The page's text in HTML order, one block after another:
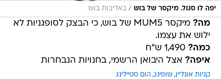
יפה לו סגול. מיקסר של בוש / באדיבות בוש
מה?
מיקסר MUM5 של בוש, כי הבצק לסופגניות לא
ילוש את עצמו.
כמה? 1,490 ש"ח
איפה? אצל היבואן הרשמי, בחנויות הנבחרות
קניות אונליין שופינג הום סטיילינג